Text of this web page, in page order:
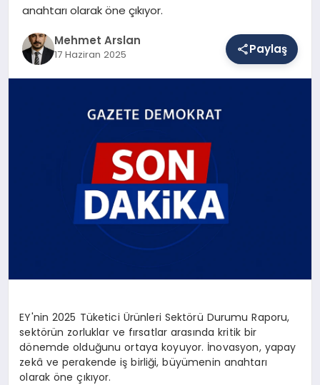
EĞITIM
DÜNYA
anahtarı olarak öne çıkıyor.
Mehmet Arslan
17 Haziran 2025 Paylaş
EY'nin 2025 Tüketici Ürünleri Sektörü Durumu Raporu,
sektörün zorluklar ve fırsatlar arasında kritik bir
dönemde olduğunu ortaya koyuyor. İnovasyon, yapay
zekâ ve perakende iş birliği, büyümenin anahtarı
olarak öne çıkıyor.